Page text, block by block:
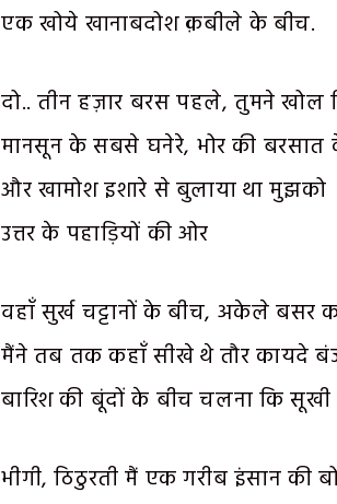
एक खोये खानाबदोश क़बीले के बीच.
दो.. तीन हज़ार बरस पहले, तुमने खोल
मानसून के सबसे घनेरे, भोर की बरसात
और खामोश इशारे से बुलाया था मुझको
उत्तर के पहाड़ियों की ओर
वहाँ सुर्ख चट्टानों के बीच, अकेले बसर
मैंने तब तक कहाँ सीखे थे तौर कायदे
बारिश की बूंदों के बीच चलना कि सूखी
भीगी, ठिठुरती मैं एक गरीब इंसान की